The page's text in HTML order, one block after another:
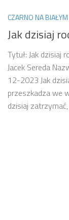
CZARNO NA BIAŁYM
Jak dzisiaj
Tytuł: Jak dzisiaj
Jacek Sereda
12-2023 Jak
przeszkadza we
dzisiaj